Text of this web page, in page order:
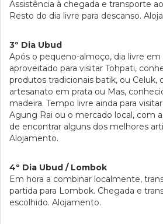
Assistência à chegada e transporte
Resto do dia livre para descanso.
3º Dia Ubud
Após o pequeno-almoço, dia livre
aproveitado para visitar Tohpati,
produtos tradicionais batik, ou Celuk,
artesanato em prata ou Mas,
madeira. Tempo livre ainda para
Agung Rai ou o mercado local, com
de encontrar alguns dos melhores
Alojamento.
4º Dia Ubud / Lombok
Em hora a combinar localmente,
partida para Lombok. Chegada e
escolhido. Alojamento.